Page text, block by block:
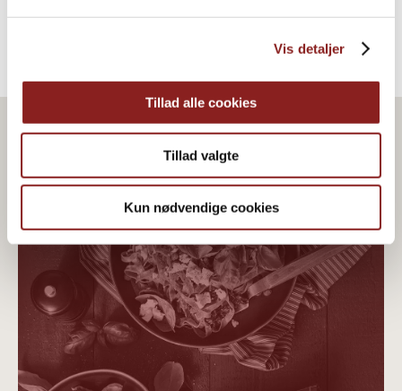
Vis detaljer
Tillad alle cookies
Tillad valgte
Kun nødvendige cookies